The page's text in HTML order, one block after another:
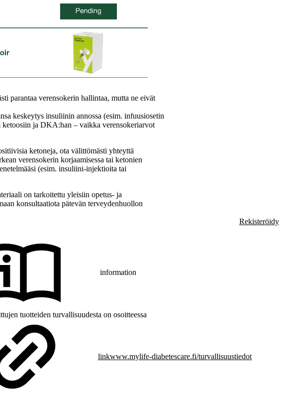
parantaa verensokerin hallintaa, mutta ne eivät
keskeytys insuliinin annossa (esim. infuusiosetin
ja DKA:han – vaikka verensokeriarvot
ketoneja, ota välittömästi yhteyttä
verensokerin korjaamisessa tai ketonien
(esim. insuliini-injektioita tai
on tarkoitettu yleisiin opetus- ja
konsultaatiota pätevän terveydenhuollon
Rekisteröidy
information
tuotteiden turvallisuudesta on osoitteessa
linkwww.mylife-diabetescare.fi/turvallisuustiedot